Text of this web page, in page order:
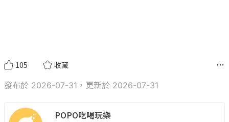
105 收藏
發布於 2026-07-31，更新於 2026-07-31
POPO吃喝玩樂